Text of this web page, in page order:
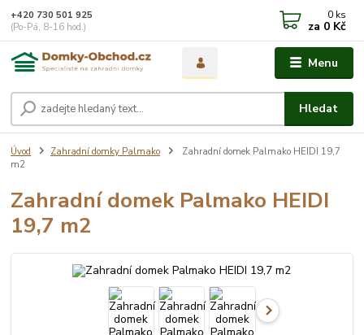
Menu
Hledat
+420 730 501 925
(Po-Pá, 8-16 hod.)
0 ks
za 0 Kč
Úvod Zahradní domky Palmako
Zahradní domek Palmako HEIDI 19,7
m2
Zahradní domek Palmako HEIDI
19,7 m2